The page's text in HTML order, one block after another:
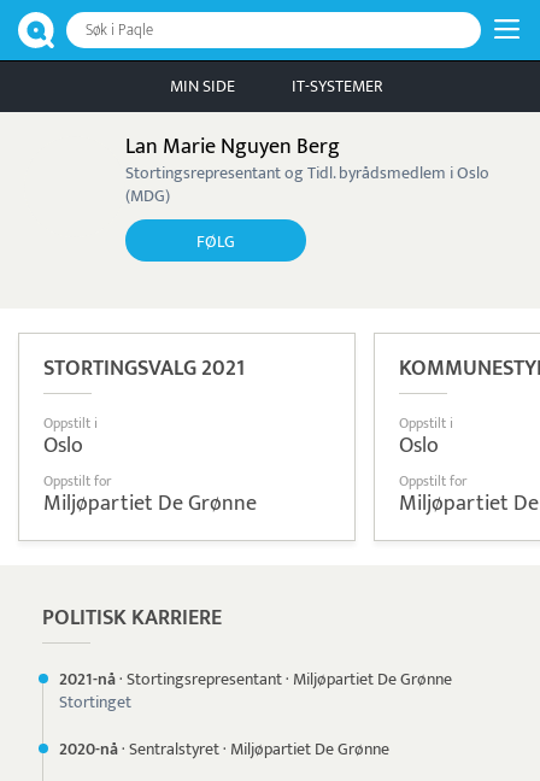
Søk i Paqle
MIN SIDE IT-SYSTEMER
Lan Marie Nguyen Berg
Stortingsrepresentant og Tidl. byrådsmedlem i Oslo
(MDG)
FØLG
STORTINGSVALG 2021
Oppstilt i
Oslo
Oppstilt for
Miljøpartiet De Grønne
Oppstilt i
Oslo
Oppstilt for
Miljøpartiet
POLITISK KARRIERE
2021-nå·Stortingsrepresentant· Miljøpartiet De Grønne
Stortinget
2020-nå·Sentralstyret· Miljøpartiet De Grønne